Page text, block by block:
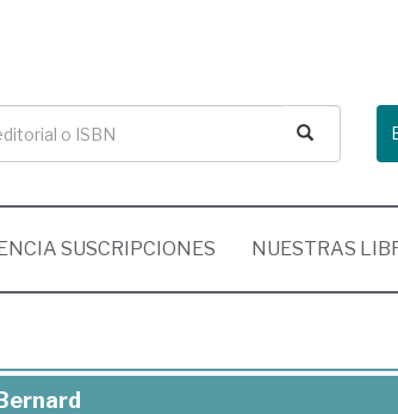
SUSCRIPCIONES NUESTRAS